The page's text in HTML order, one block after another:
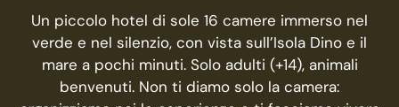
Un piccolo hotel di sole 16 camere immerso nel
verde e nel silenzio, con vista sull’Isola Dino e il
mare a pochi minuti. Solo adulti (+14), animali
benvenuti. Non ti diamo solo la camera: